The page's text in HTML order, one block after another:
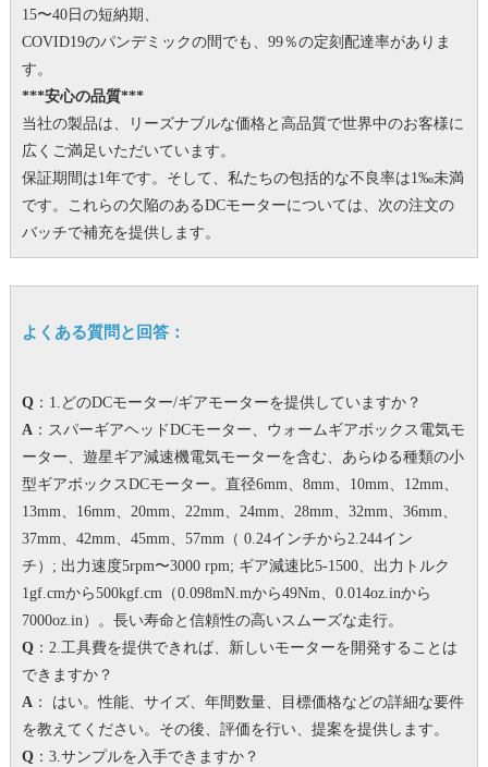
15〜40日の短納期、
COVID19のパンデミックの間でも、99％の定刻配達率がありま
す。
***安心の品質***
当社の製品は、リーズナブルな価格と高品質で世界中のお客様に
広くご満足いただいています。
保証期間は1年です。 そして、私たちの包括的な不良率は1‰未満
です。 これらの欠陥のあるDCモーターについては、次の注文の
バッチで補充を提供します。
よくある質問と回答：
Q：1.どのDCモーター/ギアモーターを提供していますか？
A：スパーギアヘッドDCモーター、ウォームギアボックス電気モ
ーター、遊星ギア減速機電気モーターを含む、あらゆる種類の小
型ギアボックスDCモーター。 直径6mm、8mm、10mm、12mm、
13mm、16mm、20mm、22mm、24mm、28mm、32mm、36mm、
37mm、42mm、45mm、57mm（ 0.24インチから2.244イン
チ）; 出力速度5rpm〜3000 rpm; ギア減速比5-1500、出力トルク
1gf.cmから500kgf.cm（0.098mN.mから49Nm、0.014oz.inから
7000oz.in）。 長い寿命と信頼性の高いスムーズな走行。
Q：2.工具費を提供できれば、新しいモーターを開発することは
できますか？
A： はい。性能、サイズ、年間数量、目標価格などの詳細な要件
を教えてください。その後、評価を行い、提案を提供します。
Q：3.サンプルを入手できますか？